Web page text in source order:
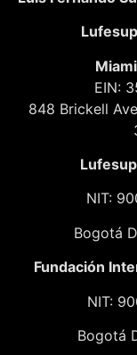
EIN:
848 Brickell
NIT:
Bogotá
Fundación
NIT:
Bogotá